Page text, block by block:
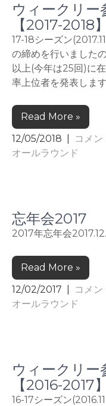
ウィークリ
【2017-2018】
17-18シーズン
の締めを行いました
以上(今年は25回)に
率上位者を発表しま
Read More »
12/05/2018
コメ
オールラウンド
忘年会2017
2017年忘年会
Read More »
12/02/2017
コメ
オールラウンド
ウィークリ
【2016-2017】
16-17シーズン